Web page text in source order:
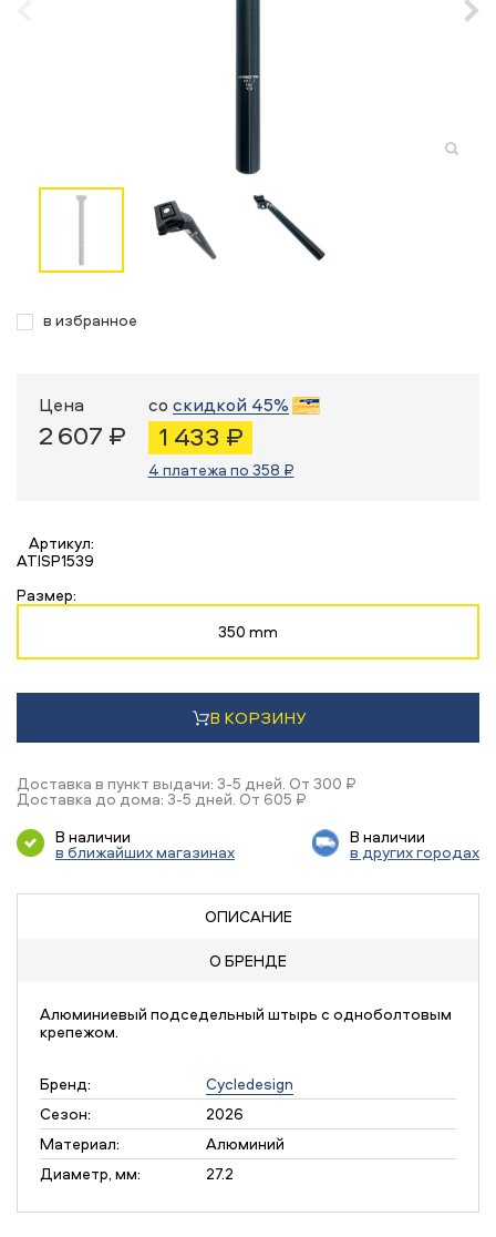
в избранное
Цена
2 607 ₽
со скидкой 45%
1 433 ₽
4 платежа по 358 ₽
Артикул:
ATISP1539
Размер:
350 mm
В КОРЗИНУ
Доставка в пункт выдачи: 3-5 дней. От 300 ₽
Доставка до дома: 3-5 дней. От 605 ₽
В наличии
в ближайших магазинах
В наличии
в других городах
ОПИСАНИЕ
О БРЕНДЕ
Алюминиевый подседельный штырь с одноболтовым
крепежом.
Бренд:
Cycledesign
Сезон:
2026
Материал:
Алюминий
Диаметр, мм:
27.2